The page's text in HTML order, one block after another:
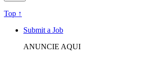
Top ↑
Submit a Job
ANUNCIE AQUI